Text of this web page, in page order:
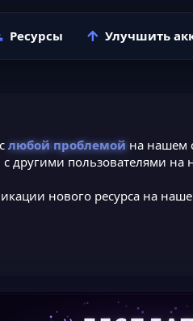
Ресурсы Улучшить
любой проблемойна нашем
другими пользователями на
нового ресурса на